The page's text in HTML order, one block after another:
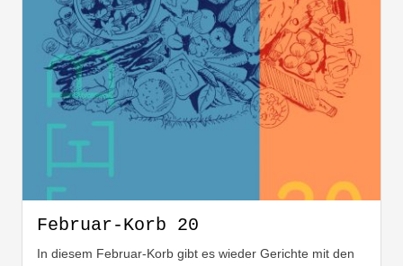
Februar-Korb 20
In diesem Februar-Korb gibt es wieder Gerichte mit den